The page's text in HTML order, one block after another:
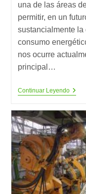
una de las áreas
permitir, en un
sustancialmente la
consumo
nos ocurre
principal…
Continuar LeyendoLa
Llega
A
La
De
Tu
Hogar